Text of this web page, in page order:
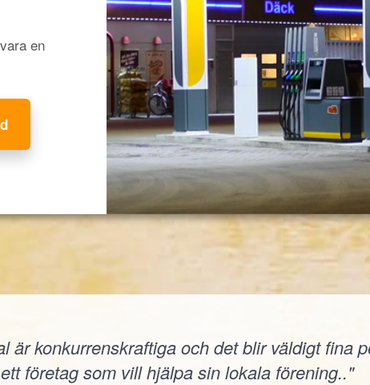
en
är konkurrenskraftiga och det blir väldigt fina
företag som vill hjälpa sin lokala förening.."